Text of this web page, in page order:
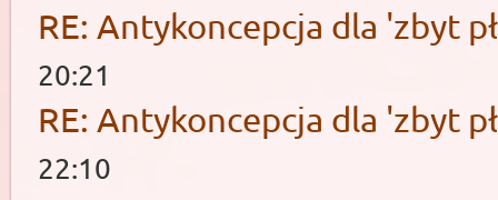
RE: Antykoncepcja dla 'zbyt
20:21
RE: Antykoncepcja dla 'zbyt
22:10